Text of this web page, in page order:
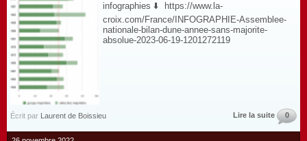
infographies ⬇️ https://www.la-
croix.com/France/INFOGRAPHIE-Assemblee-
nationale-bilan-dune-annee-sans-majorite-
absolue-2023-06-19-1201272119
Écrit par Laurent de Boissieu Lire la suite 0